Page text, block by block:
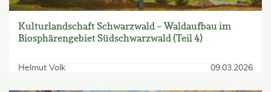
Kulturlandschaft Schwarzwald – Waldaufbau im
Biosphärengebiet Südschwarzwald (Teil 4)
Helmut Volk 09.03.2026